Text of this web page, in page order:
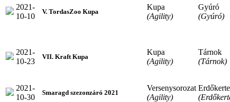
2021-
10-10
V. TordasZoo Kupa
Kupa
(Agility)
Gyúró
(Gyúró)
2021-
10-23
VII. Kraft Kupa
Kupa
(Agility)
Tárnok
(Tárnok)
2021-
10-30
Smaragd szezonzáró 2021
Versenysorozat
(Agility)